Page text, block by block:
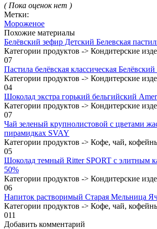
( Пока оценок нет )
Метки:
Мороженое
Похожие материалы
Белёвский зефир Детский Белевская
Категории продуктов -> Кондитерские
07
Пастила белёвская классическая Белёвский
Категории продуктов -> Кондитерские
04
Шоколад экстра горький бельгийский
Категории продуктов -> Кондитерские
07
Чай зеленый крупнолистовой с цветами
пирамидках SVAY
Категории продуктов -> Кофе, чай,
05
Шоколад темный Ritter SPORT с элитным
50%
Категории продуктов -> Кондитерские
06
Напиток растворимый Старая Мельница
Категории продуктов -> Кофе, чай,
011
Добавить комментарий